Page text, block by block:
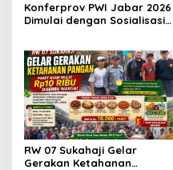
Konferprov PWI Jabar 2026
Dimulai dengan Sosialisasi
Profesionalisme
RW 07 Sukahaji Gelar
Gerakan Ketahanan